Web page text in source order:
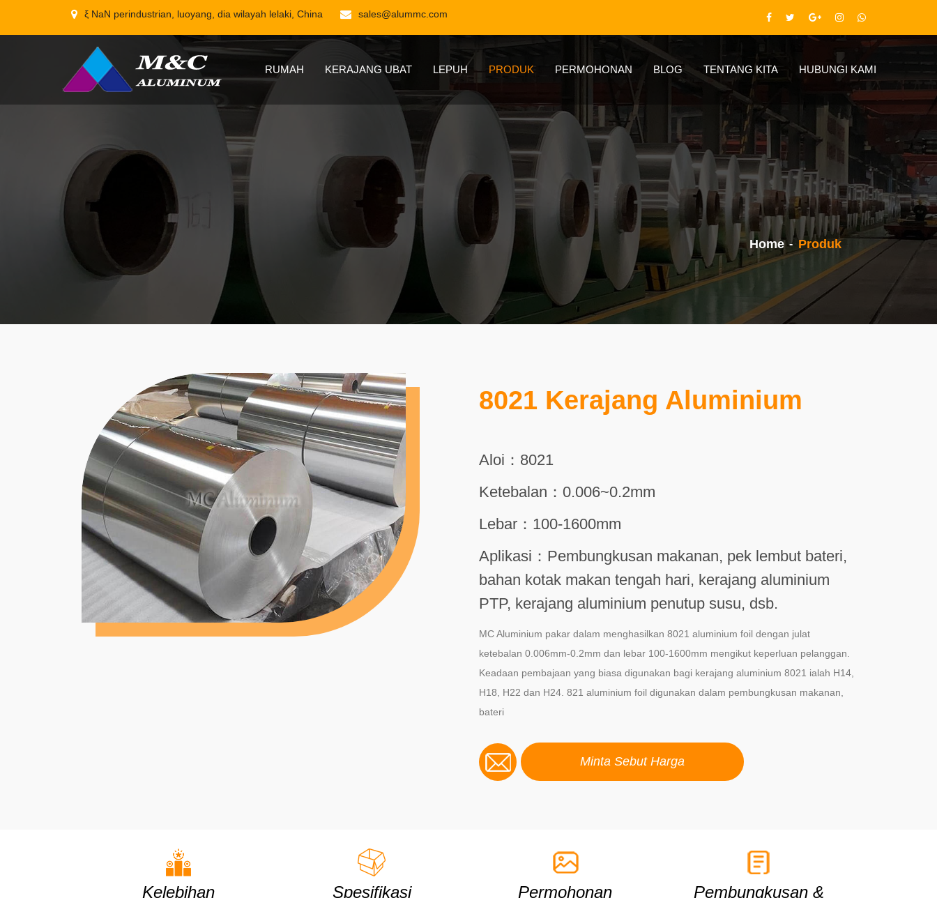
ξ NaN perindustrian, luoyang, dia wilayah lelaki, China sales@alummc.com
RUMAH KERAJANG UBAT LEPUH PRODUK PERMOHONAN BLOG TENTANG KITA HUBUNGI KAMI
Home Produk
8021 Kerajang Aluminium
Aloi：8021
Ketebalan：0.006~0.2mm
Lebar：100-1600mm
Aplikasi：Pembungkusan makanan, pek lembut bateri,
bahan kotak makan tengah hari, kerajang aluminium
PTP, kerajang aluminium penutup susu, dsb.
MC Aluminium pakar dalam menghasilkan 8021 aluminium foil dengan julat
ketebalan 0.006mm-0.2mm dan lebar 100-1600mm mengikut keperluan pelanggan.
Keadaan pembajaan yang biasa digunakan bagi kerajang aluminium 8021 ialah H14,
H18, H22 dan H24. 821 aluminium foil digunakan dalam pembungkusan makanan,
bateri
Minta Sebut Harga
Kelebihan Spesifikasi Permohonan
Pembungkusan &